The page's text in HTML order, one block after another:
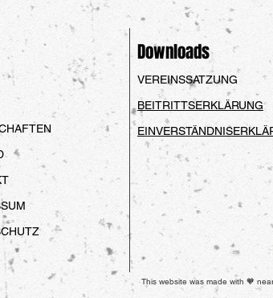
Downloads
VEREINSSATZUNG
BEITRITTSERKLÄRUNG
This website was made with 🧡